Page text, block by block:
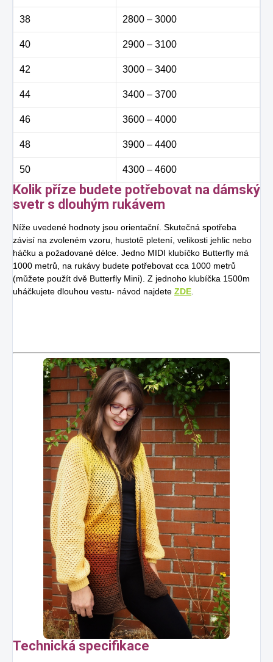
Kolik příze budete potřebovat na dámský
svetr s dlouhým rukávem
Níže uvedené hodnoty jsou orientační. Skutečná spotřeba
závisí na zvoleném vzoru, hustotě pletení, velikosti jehlic nebo
háčku a požadované délce. Jedno MIDI klubíčko Butterfly má
1000 metrů, na rukávy budete potřebovat cca 1000 metrů
(můžete použít dvě Butterfly Mini). Z jednoho klubíčka 1500m
uháčkujete dlouhou vestu- návod najdete ZDE
38 2800 – 3000
40 2900 – 3100
42 3000 – 3400
44 3400 – 3700
46 3600 – 4000
48 3900 – 4400
50 4300 – 4600
Technická specifikace